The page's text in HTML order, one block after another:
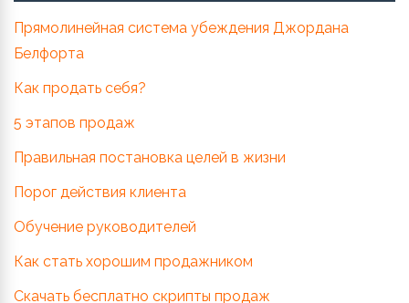
Прямолинейная система убеждения Джордана
Белфорта
Как продать себя?
5 этапов продаж
Правильная постановка целей в жизни
Порог действия клиента
Обучение руководителей
Как стать хорошим продажником
Скачать бесплатно скрипты продаж